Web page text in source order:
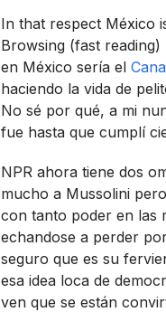
In that respect México
Browsing (fast reading)
en México serí­a el
haciendo la vida de
No sé por qué, a mi
fue hasta que cumplí­
NPR ahora tiene dos
mucho a Mussolini
con tanto poder en las
echandose a perder
seguro que es su
esa idea loca de
ven que se están